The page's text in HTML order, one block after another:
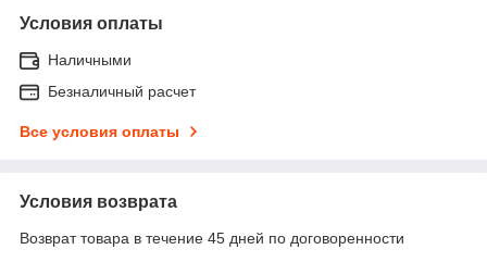
Условия оплаты
Наличными
Безналичный расчет
Все условия оплаты
Условия возврата
Возврат товара в течение 45 дней по договоренности